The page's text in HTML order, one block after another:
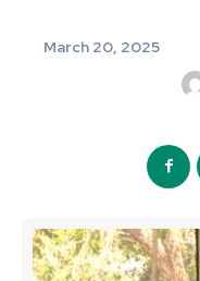
March 20, 2025